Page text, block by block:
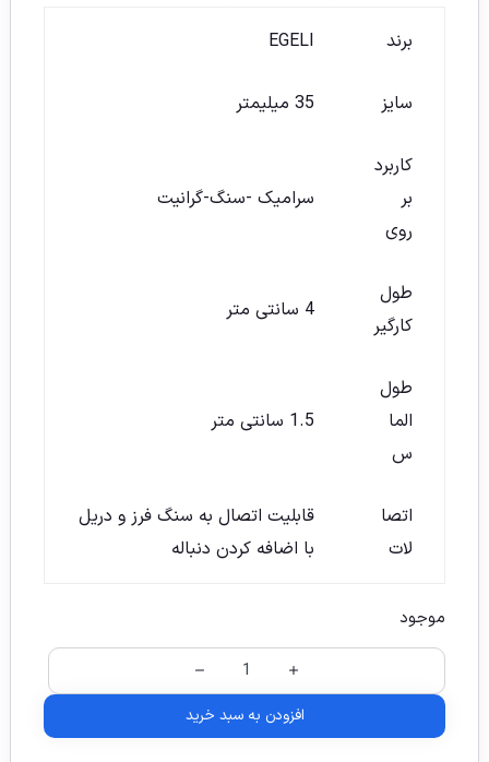
برند
EGELI
سایز 35 میلیمتر
کاربرد
بر
روی
سرامیک -سنگ-گرانیت
طول
کارگیر
4 سانتی متر
طول
الما
س
1.5 سانتی متر
اتصا
لات
قابلیت اتصال به سنگ فرز و دریل
با اضافه کردن دنباله
موجود
افزودن به سبد خرید